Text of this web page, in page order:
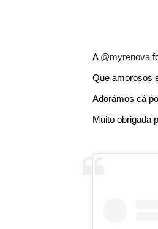
A @myrenova
Que amorosos
Adorámos cá
Muito obrigada